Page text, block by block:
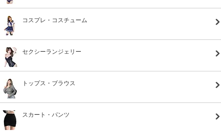
コスプレ・コスチューム
セクシーランジェリー
トップス・ブラウス
スカート・パンツ